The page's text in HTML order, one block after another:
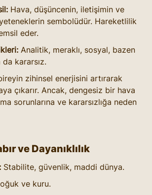
Hava, düşüncenin, iletişimin ve
sembolüdür. Hareketlilik
eder.
Analitik, meraklı, sosyal, bazen
kararsız.
zihinsel enerjisini artırarak
çıkarır. Ancak, dengesiz bir hava
sorunlarına ve kararsızlığa neden
ve Dayanıklılık
Stabilite, güvenlik, maddi dünya.
ve kuru.